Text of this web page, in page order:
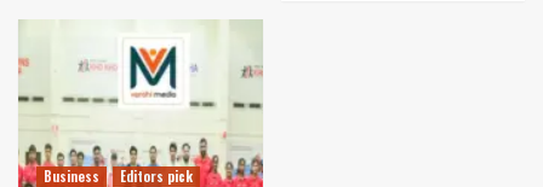
Business
Editors pick